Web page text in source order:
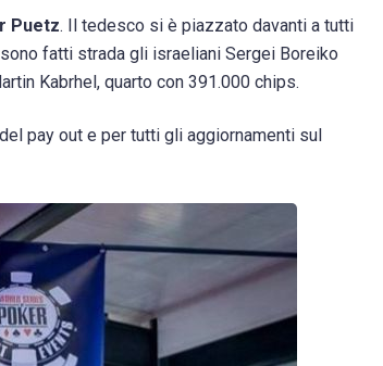
Puetz. Il tedesco si è piazzato davanti a tutti
fatti strada gli israeliani Sergei Boreiko
Kabrhel, quarto con 391.000 chips.
pay out e per tutti gli aggiornamenti sul